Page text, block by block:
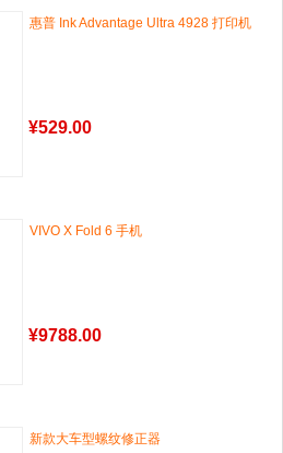
惠普 Ink Advantage Ultra 4928 打印机
¥529.00
VIVO X Fold 6 手机
¥9788.00
新款大车型螺纹修正器